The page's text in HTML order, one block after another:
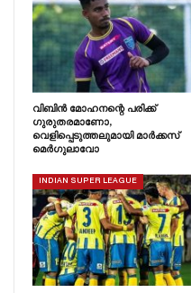
വിബിൻ മോഹനന്റെ പരിക്ക്
ഗുരുതരമാണോ,
വെളിപ്പെടുത്തലുമായി മാർക്കസ്
മെർഗുലാവോ
INDIAN SUPER LEAGUE